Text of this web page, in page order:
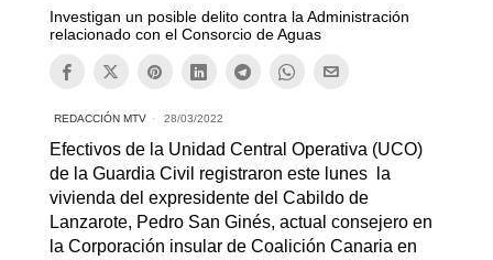
Investigan un posible delito contra la Administración
relacionado con el Consorcio de Aguas
REDACCIÓN MTV 28/03/2022
Efectivos de la Unidad Central Operativa (UCO)
de la Guardia Civil registraron este lunes la
vivienda del expresidente del Cabildo de
Lanzarote, Pedro San Ginés, actual consejero en
la Corporación insular de Coalición Canaria en